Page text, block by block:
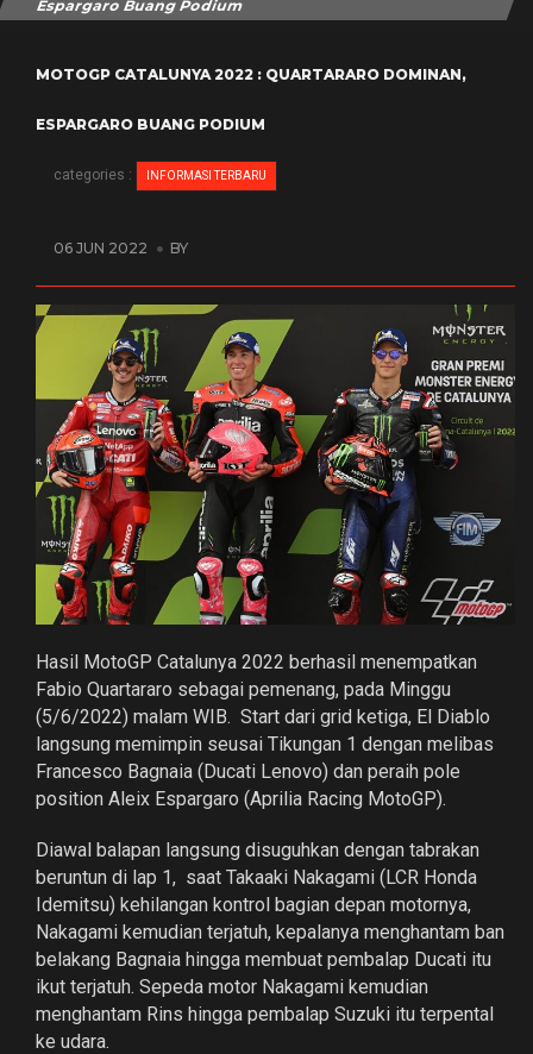
Espargaro Buang Podium
MOTOGP CATALUNYA 2022 : QUARTARARO DOMINAN,
ESPARGARO BUANG PODIUM
categories : INFORMASI TERBARU
06 JUN 2022 BY
Hasil MotoGP Catalunya 2022 berhasil menempatkan
Fabio Quartararo sebagai pemenang, pada Minggu
(5/6/2022) malam WIB. Start dari grid ketiga, El Diablo
langsung memimpin seusai Tikungan 1 dengan melibas
Francesco Bagnaia (Ducati Lenovo) dan peraih pole
position Aleix Espargaro (Aprilia Racing MotoGP).
Diawal balapan langsung disuguhkan dengan tabrakan
beruntun di lap 1, saat Takaaki Nakagami (LCR Honda
Idemitsu) kehilangan kontrol bagian depan motornya,
Nakagami kemudian terjatuh, kepalanya menghantam ban
belakang Bagnaia hingga membuat pembalap Ducati itu
ikut terjatuh. Sepeda motor Nakagami kemudian
menghantam Rins hingga pembalap Suzuki itu terpental
ke udara.